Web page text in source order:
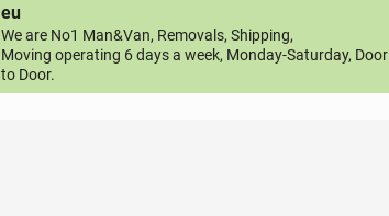
eu
We are No1 Man&Van, Removals, Shipping,
Moving operating 6 days a week, Monday-Saturday, Door
to Door.